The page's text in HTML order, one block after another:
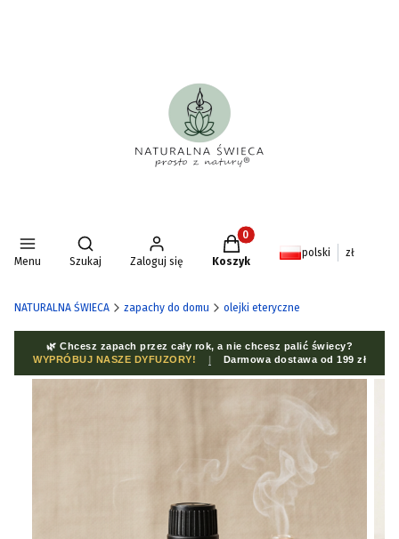
Menu
Otwórz wyszukiwarkę
Szukaj Zaloguj się
Produkty w koszyku: 0.
Koszyk
polski zł
NATURALNA ŚWIECA zapachy do domu olejki eteryczne
🌿 Chcesz zapach przez cały rok, a nie chcesz palić świecy?
WYPRÓBUJ NASZE DYFUZORY!
| Darmowa dostawa od 199 zł